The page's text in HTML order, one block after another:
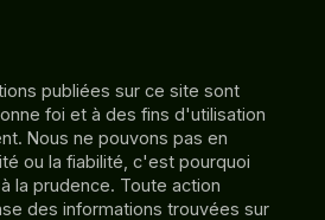
publiées sur ce site sont
foi et à des fins d'utilisation
Nous ne pouvons pas en
ou la fiabilité, c'est pourquoi
la prudence. Toute action
des informations trouvées sur